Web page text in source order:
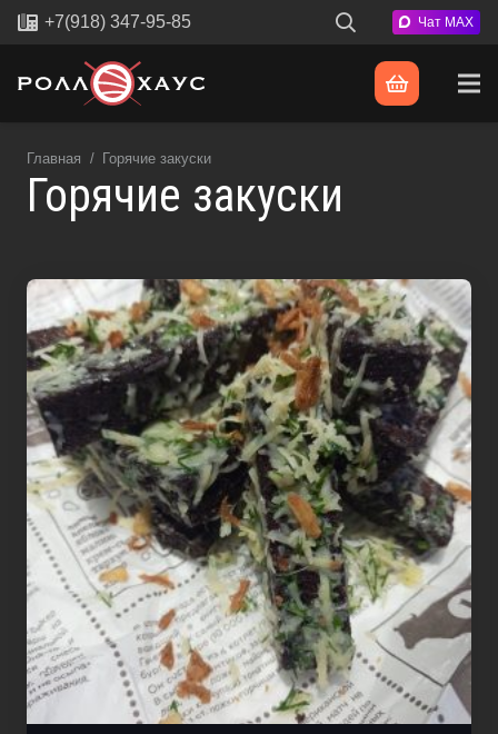
+7(918) 347-95-85 Чат MAX
Главная / Горячие закуски
Горячие закуски